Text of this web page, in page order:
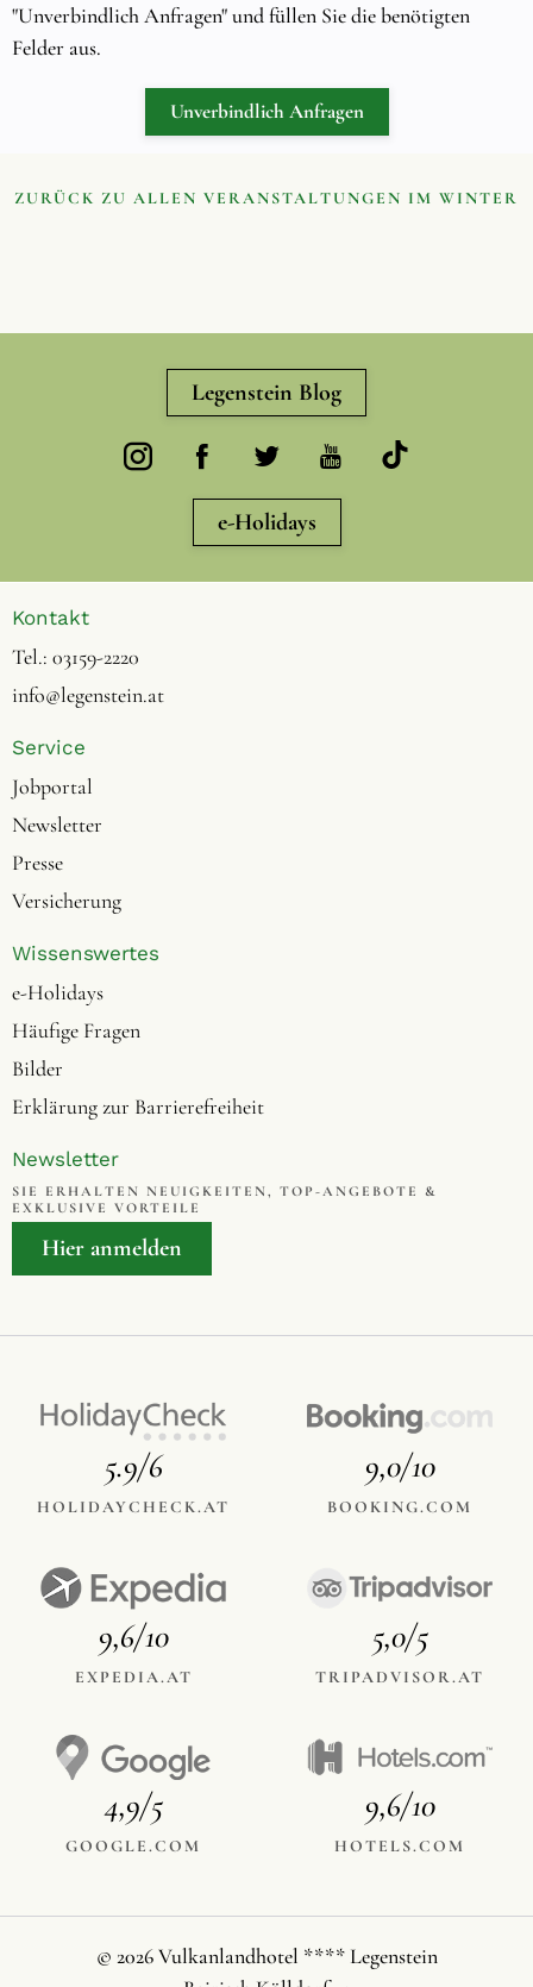
"Unverbindlich Anfragen" und füllen Sie die benötigten
Felder aus.
Unverbindlich Anfragen
ZURÜCK ZU ALLEN VERANSTALTUNGEN IM WINTER
Legenstein Blog
e-Holidays
Kontakt
Tel.: 03159-2220
info@legenstein.at
Service
Jobportal
Newsletter
Presse
Versicherung
Wissenswertes
e-Holidays
Häufige Fragen
Bilder
Erklärung zur Barrierefreiheit
Newsletter
SIE ERHALTEN NEUIGKEITEN, TOP-ANGEBOTE &
EXKLUSIVE VORTEILE
Hier anmelden
5.9/6
HOLIDAYCHECK.AT
9,0/10
BOOKING.COM
9,6/10
EXPEDIA.AT
5,0/5
TRIPADVISOR.AT
4,9/5
GOOGLE.COM
9,6/10
HOTELS.COM
© 2026 Vulkanlandhotel **** Legenstein